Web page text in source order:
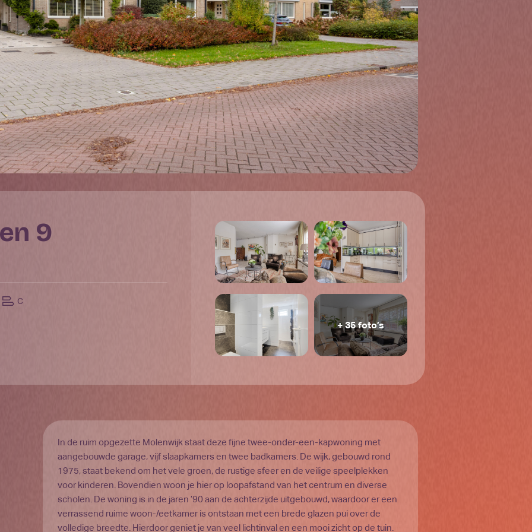
9
C
+ 35 foto’s
In de ruim opgezette Molenwijk staat deze fijne twee-onder-een-kapwoning met
aangebouwde garage, vijf slaapkamers en twee badkamers. De wijk, gebouwd rond
1975, staat bekend om het vele groen, de rustige sfeer en de veilige speelplekken
voor kinderen. Bovendien woon je hier op loopafstand van het centrum en diverse
scholen. De woning is in de jaren ’90 aan de achterzijde uitgebouwd, waardoor er een
verrassend ruime woon-/eetkamer is ontstaan met een brede glazen pui over de
volledige breedte. Hierdoor geniet je van veel lichtinval en een mooi zicht op de tuin.